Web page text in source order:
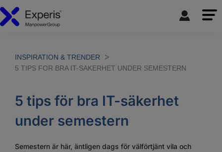
INSPIRATION & TRENDER
5 TIPS FOR BRA IT-SAKERHET UNDER SEMESTERN
5 tips för bra IT-säkerhet
under semestern
Semestern är här, äntligen dags för välförtjänt vila och